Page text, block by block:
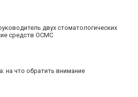
двух стоматологических
средств ОСМС
на что обратить внимание